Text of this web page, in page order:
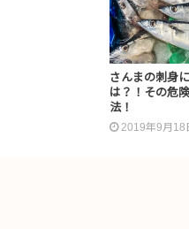
さんまの刺身
は？！その危
法！
2019年9月18